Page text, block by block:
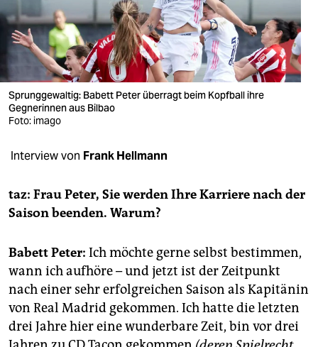
nord
wahrheit
verlag
verlag
shop
fragen & hilfe
unterstützen
abo
genossenschaft
epaper login
Sprunggewaltig: Babett Peter überragt beim Kopfball ihre
Gegnerinnen aus Bilbao
Foto: imago
Interview von Frank Hellmann
taz: Frau Peter, Sie werden Ihre Karriere nach der
Saison beenden. Warum?
Babett Peter: Ich möchte gerne selbst bestimmen,
wann ich aufhöre – und jetzt ist der Zeitpunkt
nach einer sehr erfolgreichen Saison als Kapitänin
von Real Madrid gekommen. Ich hatte die letzten
drei Jahre hier eine wunderbare Zeit, bin vor drei